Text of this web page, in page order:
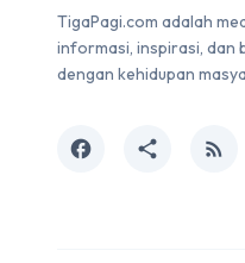
TigaPagi.com adalah
informasi, inspirasi, dan
dengan kehidupan
facebook share rss_feed